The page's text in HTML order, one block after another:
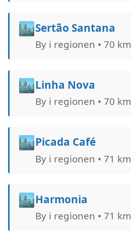
🏙️Sertão Santana
By i regionen • 70 km
🏙️Linha Nova
By i regionen • 70 km
🏙️Picada Café
By i regionen • 71 km
🏙️Harmonia
By i regionen • 71 km